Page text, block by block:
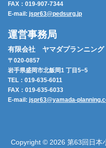
FAX：019-907-7344
E-mail: jspr63@pedsurg.jp
運営事務局
有限会社 ヤマダプランニング
〒020-0857
岩手県盛岡市北飯岡1 丁目5−5
TEL：019-635-6011
FAX：019-635-6033
E-mail: jspr63@yamada-
Copyright © 2026 第63回日本